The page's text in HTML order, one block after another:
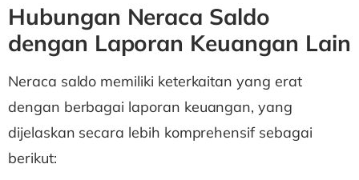
Hubungan Neraca Saldo
dengan Laporan Keuangan Lain
Neraca saldo memiliki keterkaitan yang erat
dengan berbagai laporan keuangan, yang
dijelaskan secara lebih komprehensif sebagai
berikut: